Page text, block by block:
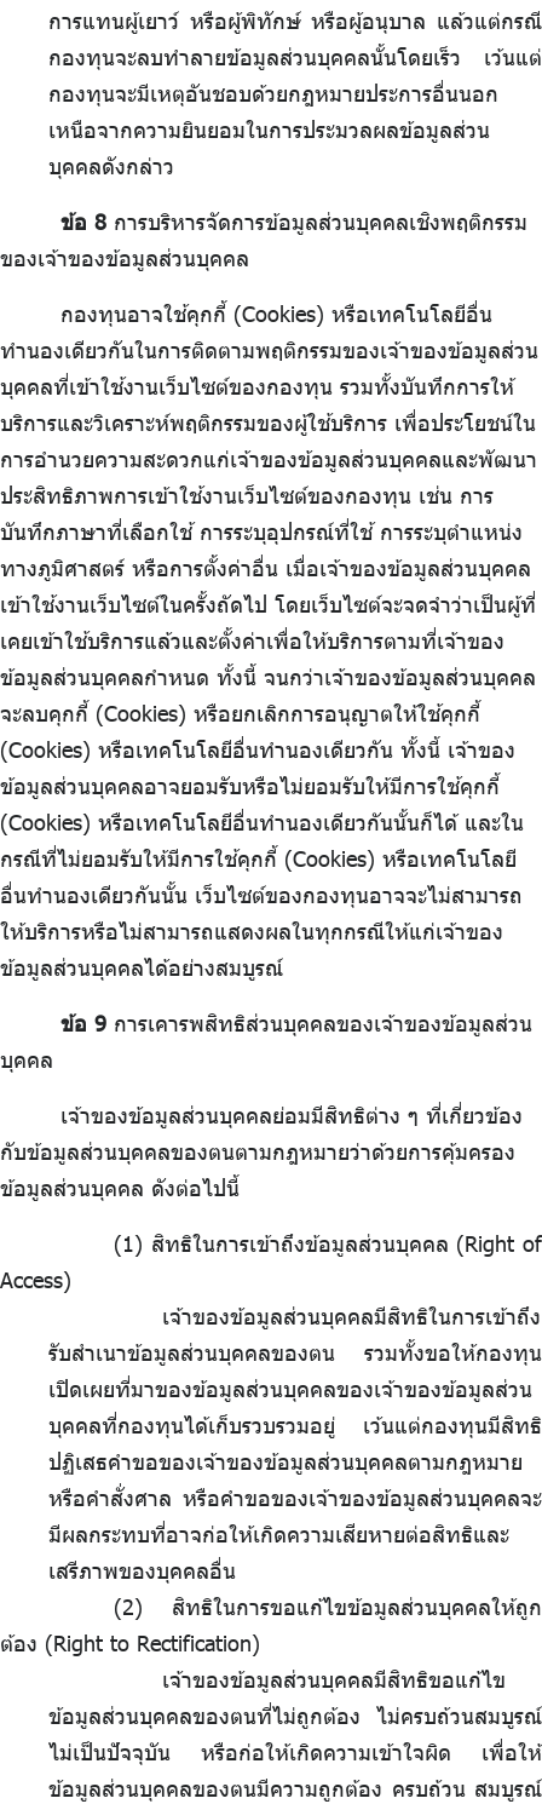
การแทนผู้เยาว์ หรือผู้พิทักษ์ หรือผู้อนุบาล แล้วแต่กรณี
กองทุนจะลบทำลายข้อมูลส่วนบุคคลนั้นโดยเร็ว เว้นแต่
กองทุนจะมีเหตุอันชอบด้วยกฎหมายประการอื่นนอก
เหนือจากความยินยอมในการประมวลผลข้อมูลส่วน
บุคคลดังกล่าว
ข้อ 8 การบริหารจัดการข้อมูลส่วนบุคคลเชิงพฤติกรรม
ของเจ้าของข้อมูลส่วนบุคคล
กองทุนอาจใช้คุกกี้ (Cookies) หรือเทคโนโลยีอื่น
ทำนองเดียวกันในการติดตามพฤติกรรมของเจ้าของข้อมูลส่วน
บุคคลที่เข้าใช้งานเว็บไซต์ของกองทุน รวมทั้งบันทึกการให้
บริการและวิเคราะห์พฤติกรรมของผู้ใช้บริการ เพื่อประโยชน์ใน
การอำนวยความสะดวกแก่เจ้าของข้อมูลส่วนบุคคลและพัฒนา
ประสิทธิภาพการเข้าใช้งานเว็บไซต์ของกองทุน เช่น การ
บันทึกภาษาที่เลือกใช้ การระบุอุปกรณ์ที่ใช้ การระบุตำแหน่ง
ทางภูมิศาสตร์ หรือการตั้งค่าอื่น เมื่อเจ้าของข้อมูลส่วนบุคคล
เข้าใช้งานเว็บไซต์ในครั้งถัดไป โดยเว็บไซต์จะจดจำว่าเป็นผู้ที่
เคยเข้าใช้บริการแล้วและตั้งค่าเพื่อให้บริการตามที่เจ้าของ
ข้อมูลส่วนบุคคลกำหนด ทั้งนี้ จนกว่าเจ้าของข้อมูลส่วนบุคคล
จะลบคุกกี้ (Cookies) หรือยกเลิกการอนุญาตให้ใช้คุกกี้
(Cookies) หรือเทคโนโลยีอื่นทำนองเดียวกัน ทั้งนี้ เจ้าของ
ข้อมูลส่วนบุคคลอาจยอมรับหรือไม่ยอมรับให้มีการใช้คุกกี้
(Cookies) หรือเทคโนโลยีอื่นทำนองเดียวกันนั้นก็ได้ และใน
กรณีที่ไม่ยอมรับให้มีการใช้คุกกี้ (Cookies) หรือเทคโนโลยี
อื่นทำนองเดียวกันนั้น เว็บไซต์ของกองทุนอาจจะไม่สามารถ
ให้บริการหรือไม่สามารถแสดงผลในทุกกรณีให้แก่เจ้าของ
ข้อมูลส่วนบุคคลได้อย่างสมบูรณ์
ข้อ 9 การเคารพสิทธิส่วนบุคคลของเจ้าของข้อมูลส่วน
บุคคล
เจ้าของข้อมูลส่วนบุคคลย่อมมีสิทธิต่าง ๆ ที่เกี่ยวข้อง
กับข้อมูลส่วนบุคคลของตนตามกฎหมายว่าด้วยการคุ้มครอง
ข้อมูลส่วนบุคคล ดังต่อไปนี้
สิทธิในการเข้าถึงข้อมูลส่วนบุคคล (Right of
Access)
เจ้าของข้อมูลส่วนบุคคลมีสิทธิในการเข้าถึง
รับสำเนาข้อมูลส่วนบุคคลของตน รวมทั้งขอให้กองทุน
เปิดเผยที่มาของข้อมูลส่วนบุคคลของเจ้าของข้อมูลส่วน
บุคคลที่กองทุนได้เก็บรวบรวมอยู่ เว้นแต่กองทุนมีสิทธิ
ปฏิเสธคำขอของเจ้าของข้อมูลส่วนบุคคลตามกฎหมาย
หรือคำสั่งศาล หรือคำขอของเจ้าของข้อมูลส่วนบุคคลจะ
มีผลกระทบที่อาจก่อให้เกิดความเสียหายต่อสิทธิและ
เสรีภาพของบุคคลอื่น
สิทธิในการขอแก้ไขข้อมูลส่วนบุคคลให้ถูก
ต้อง (Right to Rectification)
เจ้าของข้อมูลส่วนบุคคลมีสิทธิขอแก้ไข
ข้อมูลส่วนบุคคลของตนที่ไม่ถูกต้อง ไม่ครบถ้วนสมบูรณ์
ไม่เป็นปัจจุบัน หรือก่อให้เกิดความเข้าใจผิด เพื่อให้
ข้อมูลส่วนบุคคลของตนมีความถูกต้อง ครบถ้วน สมบูรณ์